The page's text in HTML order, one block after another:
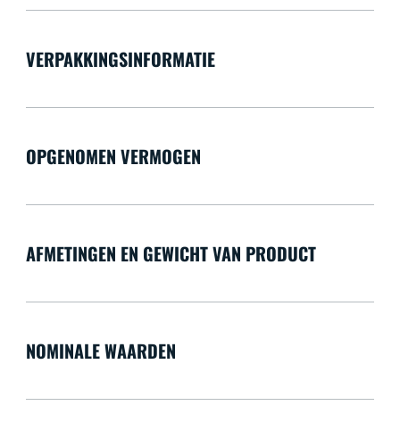
VERPAKKINGSINFORMATIE
OPGENOMEN VERMOGEN
AFMETINGEN EN GEWICHT VAN PRODUCT
NOMINALE WAARDEN